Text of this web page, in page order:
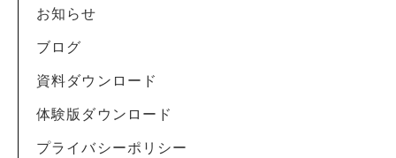
お知らせ
ブログ
資料ダウンロード
体験版ダウンロード
プライバシーポリシー